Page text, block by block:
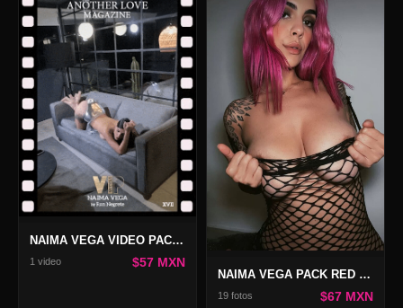
NAIMA VEGA VIDEO PACK VIP 17
1 video $57 MXN
NAIMA VEGA PACK RED VICIO
19 fotos $67 MXN